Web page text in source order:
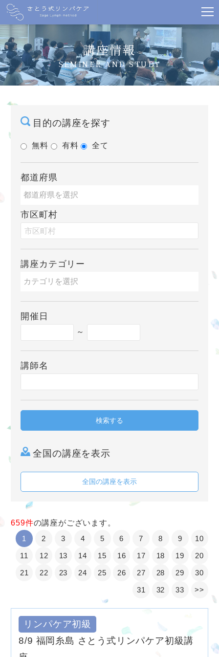
講座情報
SEMINER AND STUDY
目的の講座を探す
無料 有料 全て
都道府県
市区町村
講座カテゴリー
開催日
～
講師名
検索する
全国の講座を表示
全国の講座を表示
659件の講座がございます。
1
2 3 4 5 6 7 8 9 10
11 12 13 14 15 16 17 18 19 20
21 22 23 24 25 26 27 28 29 30
31 32 33 >>
リンパケア初級
8/9 福岡糸島 さとう式リンパケア初級講